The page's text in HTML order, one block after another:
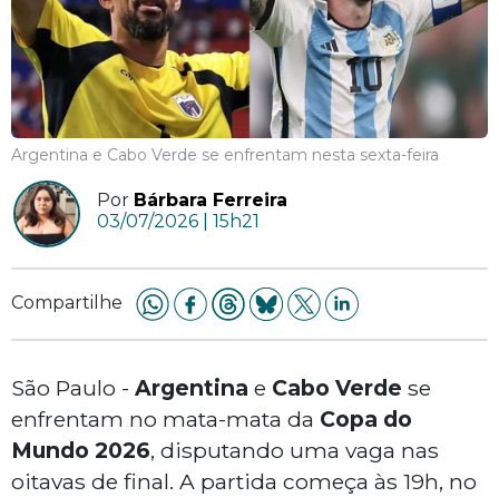
Argentina e Cabo Verde se enfrentam nesta sexta-feira
Por Bárbara Ferreira
03/07/2026 | 15h21
Compartilhe
São Paulo - Argentina e Cabo Verde se
enfrentam no mata-mata da Copa do
Mundo 2026, disputando uma vaga nas
oitavas de final. A partida começa às 19h, no